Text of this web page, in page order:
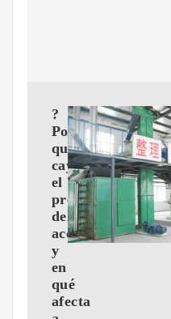
?
Por
qué
cayó
el
precio
del
aceite
y
en
qué
afecta